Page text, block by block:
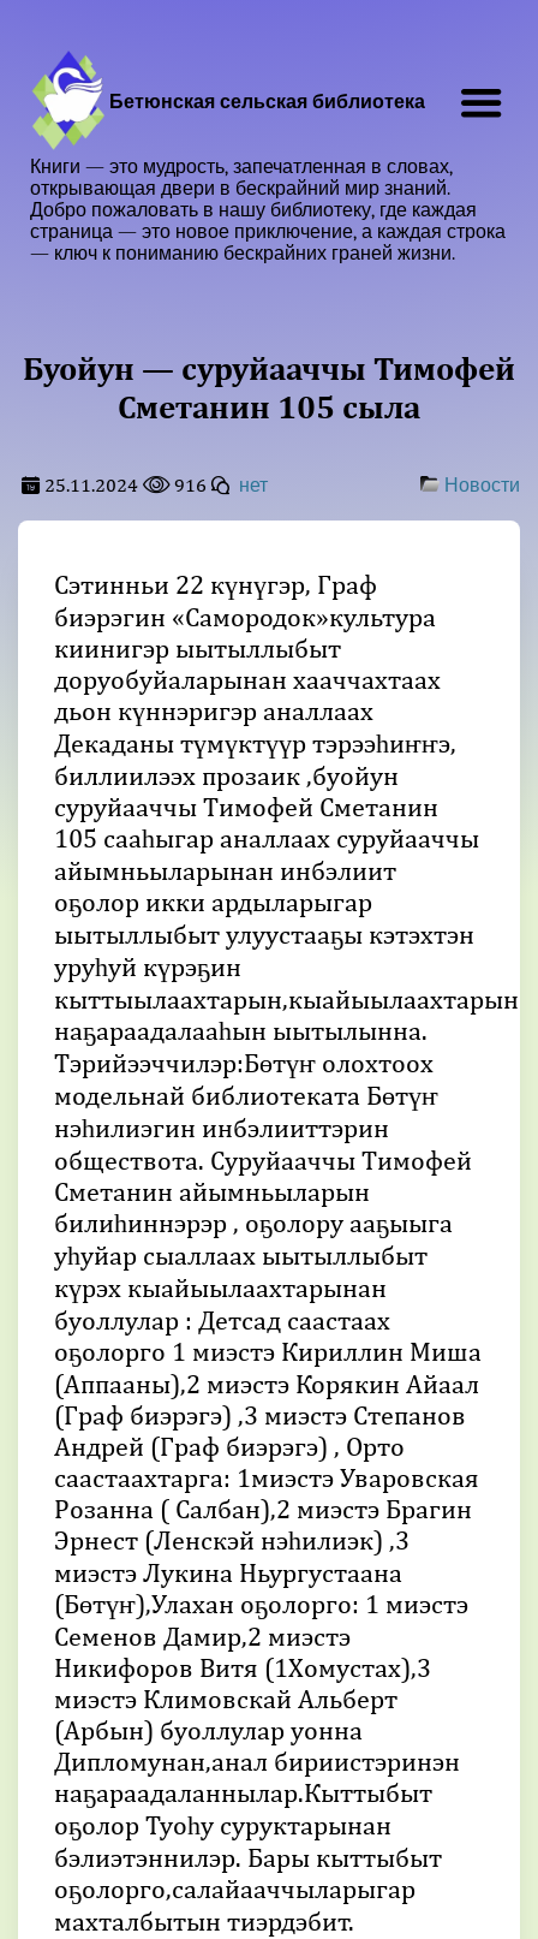
Бетюнская сельская библиотека
Книги — это мудрость, запечатленная в словах,
открывающая двери в бескрайний мир знаний.
Добро пожаловать в нашу библиотеку, где каждая
страница — это новое приключение, а каждая строка
— ключ к пониманию бескрайних граней жизни.
Буойун — суруйааччы Тимофей
Сметанин 105 сыла
25.11.2024 916 нет Новости
Сэтинньи 22 күнүгэр, Граф
биэрэгин «Самородок»культура
киинигэр ыытыллыбыт
доруобуйаларынан хааччахтаах
дьон күннэригэр аналлаах
Декаданы түмүктүүр тэрээһиҥҥэ,
биллиилээх прозаик ,буойун
суруйааччы Тимофей Сметанин
105 сааһыгар аналлаах суруйааччы
айымньыларынан инбэлиит
оҕолор икки ардыларыгар
ыытыллыбыт улуустааҕы кэтэхтэн
уруһуй күрэҕин
кыттыылаахтарын,кыайыылаахтарын
наҕараадалааһын ыытылынна.
Тэрийээччилэр:Бөтүҥ олохтоох
модельнай библиотеката Бөтүҥ
нэһилиэгин инбэлииттэрин
обществота. Суруйааччы Тимофей
Сметанин айымньыларын
билиһиннэрэр , оҕолору ааҕыыга
уһуйар сыаллаах ыытыллыбыт
күрэх кыайыылаахтарынан
буоллулар : Детсад саастаах
оҕолорго 1 миэстэ Кириллин Миша
(Аппааны),2 миэстэ Корякин Айаал
(Граф биэрэгэ) ,3 миэстэ Степанов
Андрей (Граф биэрэгэ) , Орто
саастаахтарга: 1миэстэ Уваровская
Розанна ( Салбан),2 миэстэ Брагин
Эрнест (Ленскэй нэһилиэк) ,3
миэстэ Лукина Ньургустаана
(Бөтүҥ),Улахан оҕолорго: 1 миэстэ
Семенов Дамир,2 миэстэ
Никифоров Витя (1Хомустах),3
миэстэ Климовскай Альберт
(Арбын) буоллулар уонна
Дипломунан,анал бириистэринэн
наҕараадаланнылар.Кыттыбыт
оҕолор Туоһу суруктарынан
бэлиэтэннилэр. Бары кыттыбыт
оҕолорго,салайааччыларыгар
махталбытын тиэрдэбит.